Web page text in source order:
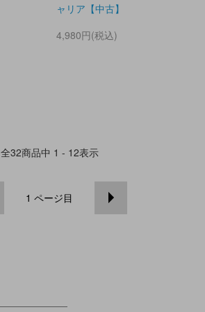
ャリア【中古】
4,980円(税込)
全32商品中 1 - 12表示
1 ページ目